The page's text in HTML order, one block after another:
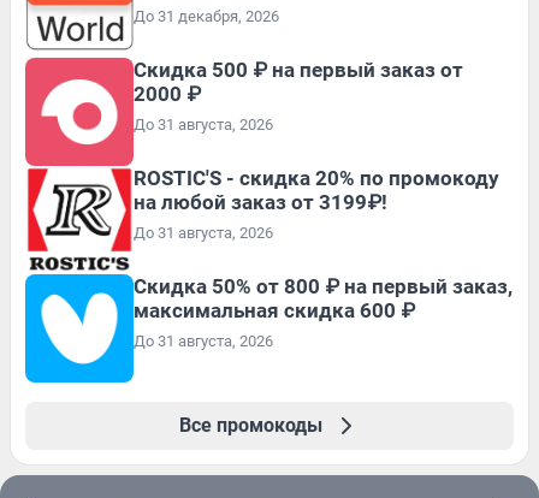
До 31 декабря, 2026
Скидка 500 ₽ на первый заказ от
2000 ₽
До 31 августа, 2026
ROSTIC'S - скидка 20% по промокоду
на любой заказ от 3199₽!
До 31 августа, 2026
Скидка 50% от 800 ₽ на первый заказ,
максимальная скидка 600 ₽
До 31 августа, 2026
Все промокоды